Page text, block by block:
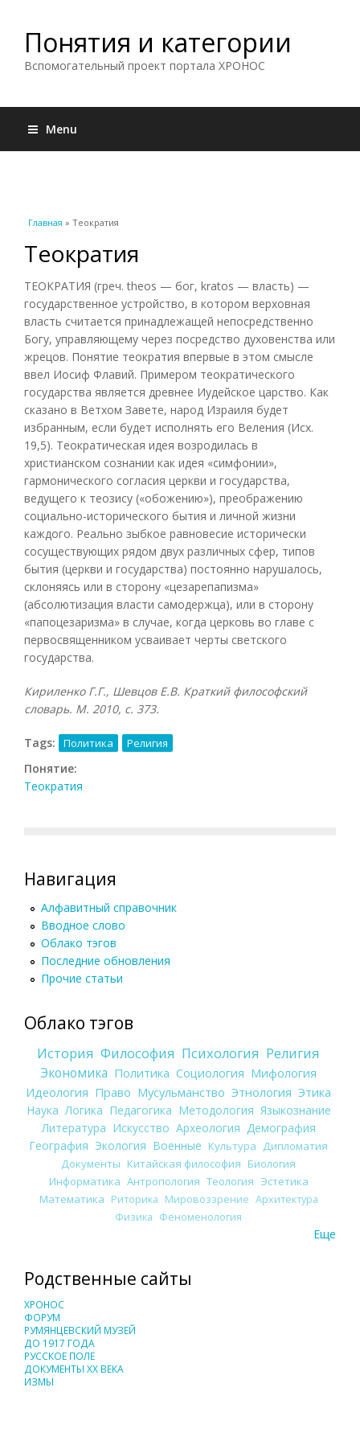
Понятия и категории
Вспомогательный проект портала ХРОНОС
Menu
Вы здесь
Главная » Теократия
Теократия
ТЕОКРАТИЯ (греч. theos — бог, kratos — власть) —
государственное устройство, в котором верховная
власть считается принадлежащей непосредственно
Богу, управляющему через посредство духовенства или
жрецов. Понятие теократия впервые в этом смысле
ввел Иосиф Флавий. Примером теократического
государства является древнее Иудейское царство. Как
сказано в Ветхом Завете, народ Израиля будет
избранным, если будет исполнять его Веления (Исх.
19,5). Теократическая идея возродилась в
христианском сознании как идея «симфонии»,
гармонического согласия церкви и государства,
ведущего к теозису («обожению»), преображению
социально-исторического бытия и личной жизни
каждого. Реально зыбкое равновесие исторически
сосуществующих рядом двух различных сфер, типов
бытия (церкви и государства) постоянно нарушалось,
склоняясь или в сторону «цезарепапизма»
(абсолютизация власти самодержца), или в сторону
«папоцезаризма» в случае, когда церковь во главе с
первосвященником усваивает черты светского
государства.
Кириленко Г.Г., Шевцов Е.В. Краткий философский
словарь. М. 2010, с. 373.
Tags: Политика Религия
Понятие:
Теократия
Навигация
Алфавитный справочник
Вводное слово
Облако тэгов
Последние обновления
Прочие статьи
Облако тэгов
История Философия Психология Религия
Экономика Политика Социология Мифология
Идеология Право Мусульманство Этнология Этика
Наука Логика Педагогика Методология Языкознание
Литература Искусство Археология Демография
География Экология Военные Культура
Дипломатия
Документы Китайская философия Биология
Информатика Антропология Теология Эстетика
Математика Риторика Мировоззрение Архитектура
Физика Феноменология
Еще
Родственные сайты
ХРОНОС
ФОРУМ
РУМЯНЦЕВСКИЙ МУЗЕЙ
ДО 1917 ГОДА
РУССКОЕ ПОЛЕ
ДОКУМЕНТЫ XX ВЕКА
ИЗМЫ